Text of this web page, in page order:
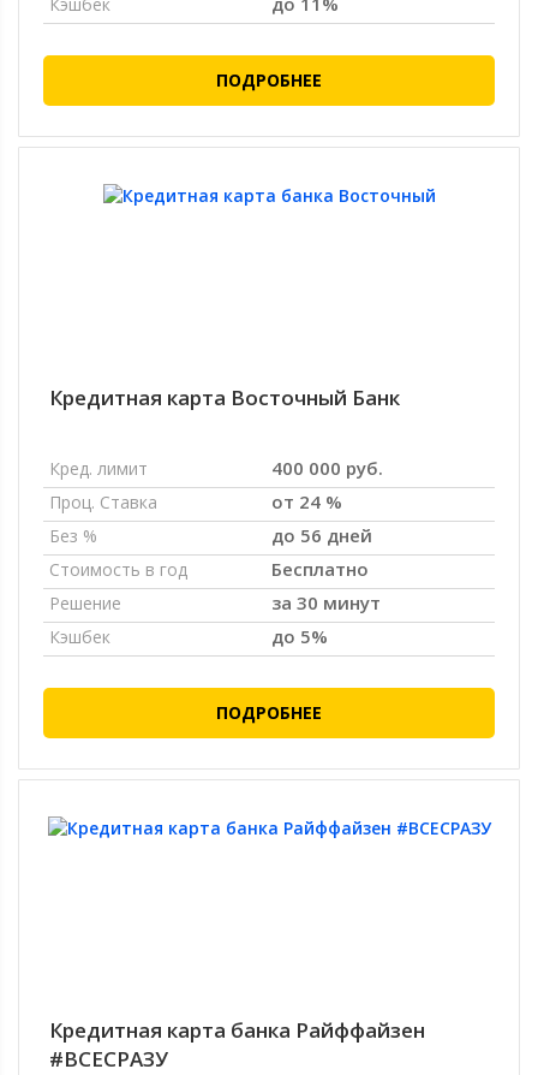
ПОДРОБНЕЕ
Кредитная карта Восточный Банк
Кред. лимит 400 000 руб.
Проц. Ставка от 24 %
Без % до 56 дней
Стоимость в год Бесплатно
Решение за 30 минут
Кэшбек до 5%
ПОДРОБНЕЕ
Кредитная карта банка Райффайзен
#ВСЕСРАЗУ